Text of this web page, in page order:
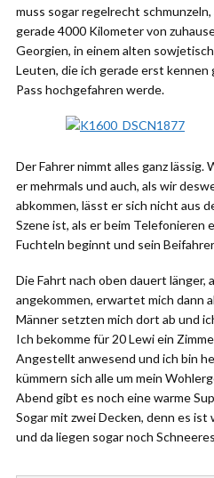
muss sogar regelrecht
gerade 4000 Kilometer von
Georgien, in einem alten
Leuten, die ich gerade erst
Pass hochgefahren werde.
Der Fahrer nimmt alles ganz
er mehrmals und auch, als wir
abkommen, lässt er sich nicht aus
Szene ist, als er beim Telefonieren
Fuchteln beginnt und sein
Die Fahrt nach oben dauert länger,
angekommen, erwartet mich dann
Männer setzten mich dort ab und
Ich bekomme für 20 Lewi ein
Angestellt anwesend und ich bin
kümmern sich alle um mein
Abend gibt es noch eine warme
Sogar mit zwei Decken, denn es
und da liegen sogar noch